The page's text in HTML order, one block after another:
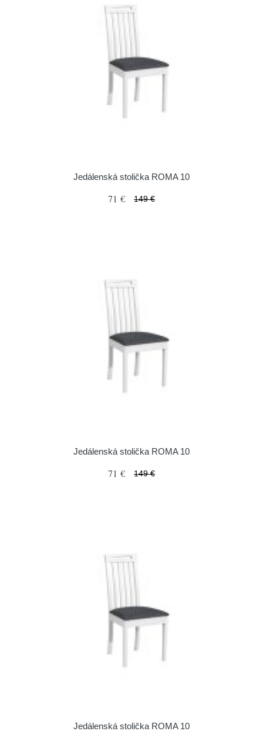
Jedálenská stolička ROMA 10
71 € 149 €
Jedálenská stolička ROMA 10
71 € 149 €
Jedálenská stolička ROMA 10